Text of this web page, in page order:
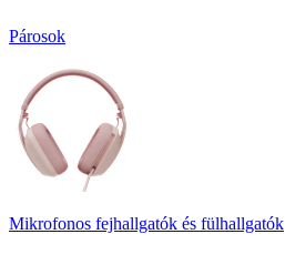
Párosok
Mikrofonos fejhallgatók és fülhallgatók